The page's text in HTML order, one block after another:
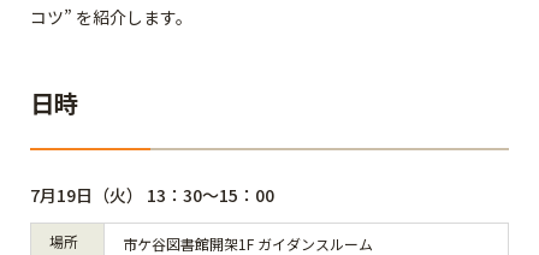
コツ” を紹介します。
日時
7月19日（火） 13：30～15：00
場所
市ケ谷図書館開架1F ガイダンスルーム